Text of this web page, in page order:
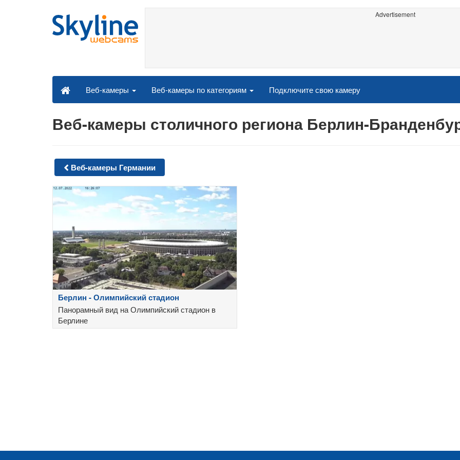
Advertisement
Веб-камеры Веб-камеры по категориям Подключите свою камеру
Веб-камеры столичного региона Берлин-
Веб-камеры Германии
Берлин - Олимпийский стадион
Панорамный вид на Олимпийский стадион в
Берлине